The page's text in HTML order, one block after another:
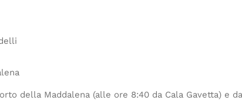
della Maddalena (alle ore 8:40 da Cala Gavetta) e